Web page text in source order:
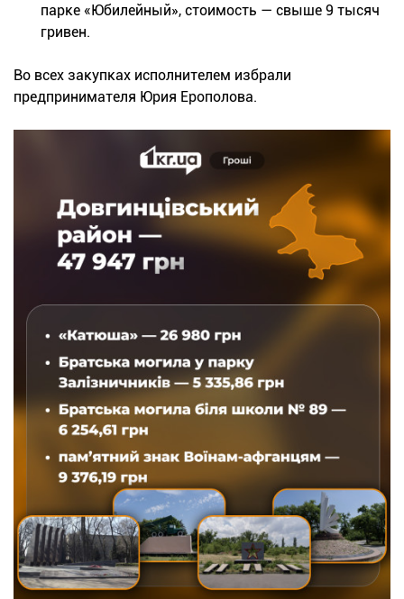
парке «Юбилейный», стоимость — свыше 9 тысяч
гривен.
Во всех закупках исполнителем избрали
предпринимателя Юрия Ерополова.